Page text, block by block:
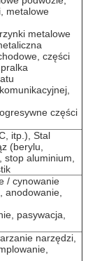
metalowe
metalowe
części
części
itp.), Stal
(berylu,
stop aluminium,
/ cynowanie
anodowanie,
pasywacja,
narzędzi,